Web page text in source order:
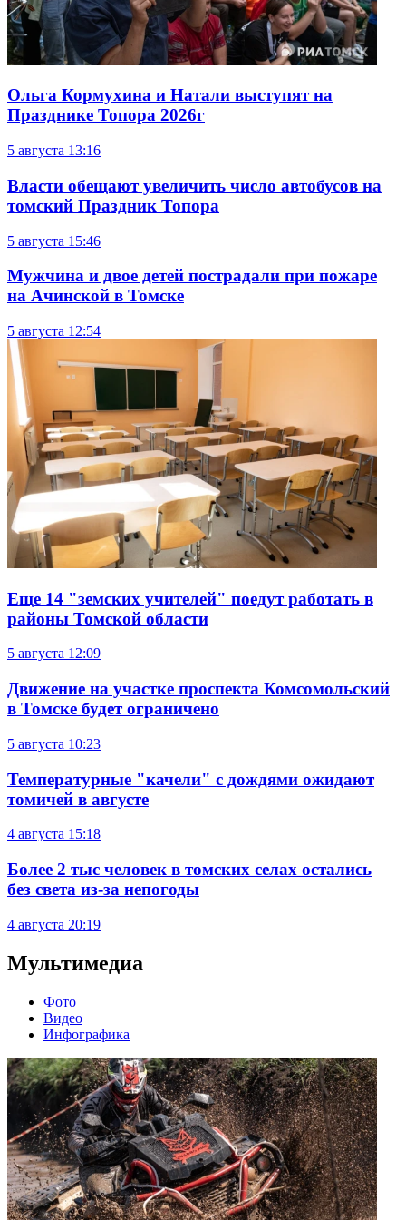
Ольга Кормухина и Натали выступят на
Празднике Топора 2026г
5 августа 13:16
Власти обещают увеличить число автобусов на
томский Праздник Топора
5 августа 15:46
Мужчина и двое детей пострадали при пожаре
на Ачинской в Томске
5 августа 12:54
Еще 14 "земских учителей" поедут работать в
районы Томской области
5 августа 12:09
Движение на участке проспекта Комсомольский
в Томске будет ограничено
5 августа 10:23
Температурные "качели" с дождями ожидают
томичей в августе
4 августа 15:18
Более 2 тыс человек в томских селах остались
без света из-за непогоды
4 августа 20:19
Мультимедиа
Фото
Видео
Инфографика